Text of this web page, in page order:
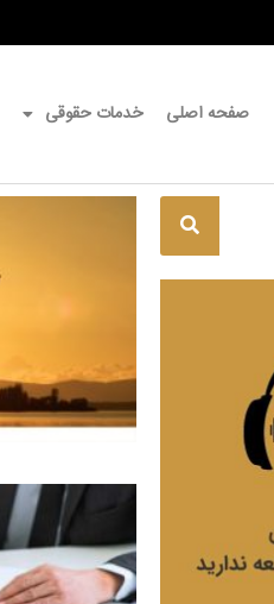
صفحه اصلی خدمات حقوقی